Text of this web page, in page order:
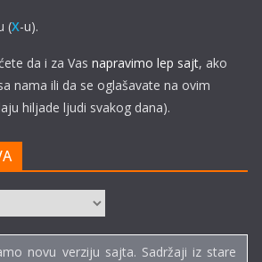
(X-u).
da i za Vas napravimo lep sajt, ako
nama ili da se oglašavate na ovim
hiljade ljudi svakog dana).
novu verziju sajta. Sadržaji iz stare